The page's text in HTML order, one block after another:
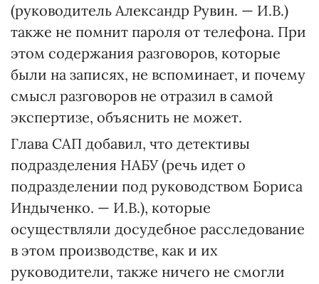
(руководитель Александр Рувин. — И.В.)
также не помнит пароля от телефона. При
этом содержания разговоров, которые
были на записях, не вспоминает, и почему
смысл разговоров не отразил в самой
экспертизе, объяснить не может.
Глава САП добавил, что детективы
подразделения НАБУ (речь идет о
подразделении под руководством Бориса
Индыченко. — И.В.), которые
осуществляли досудебное расследование
в этом производстве, как и их
руководители, также ничего не смогли